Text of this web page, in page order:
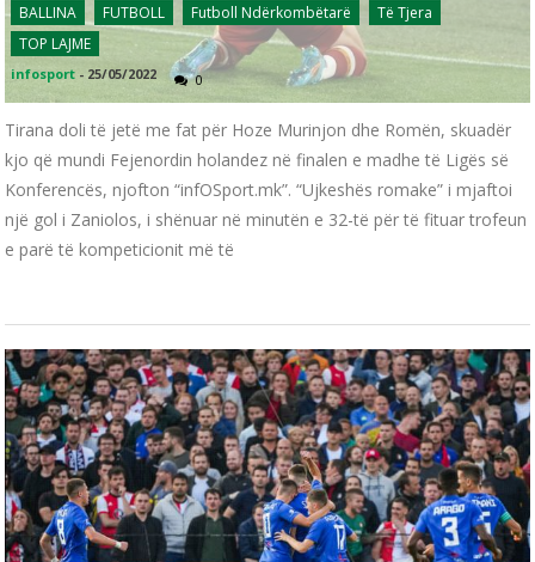
BALLINA FUTBOLL Futboll Ndërkombëtarë
Të Tjera
TOP LAJME
infosport - 25/05/2022 0
Tirana doli të jetë me fat për Hoze Murinjon dhe Romën, skuadër
kjo që mundi Fejenordin holandez në finalen e madhe të Ligës së
Konferencës, njofton “infOSport.mk”. “Ujkeshës romake” i mjaftoi
një gol i Zaniolos, i shënuar në minutën e 32-të për të fituar trofeun
e parë të kompeticionit më të